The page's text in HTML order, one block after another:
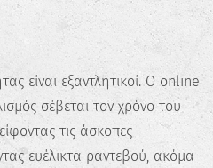
είναι εξαντλητικοί. Ο online
σέβεται τον χρόνο του
τις άσκοπες
ευέλικτα ραντεβού, ακόμα